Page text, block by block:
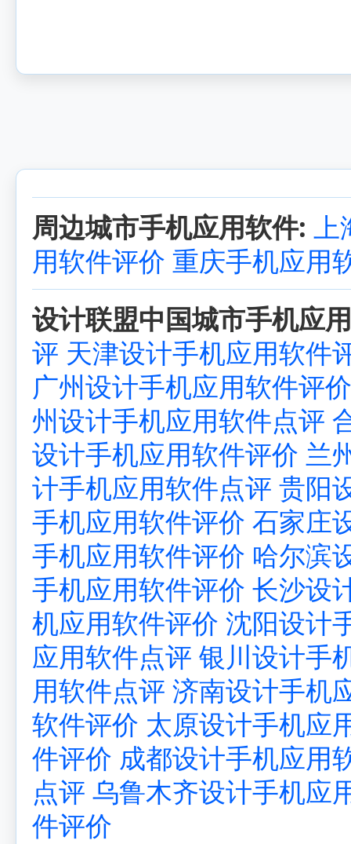
周边城市手机应用软件: 上
用软件评价 重庆手机应用
设计联盟中国城市手机应
评 天津设计手机应用软件
广州设计手机应用软件评价
州设计手机应用软件点评
设计手机应用软件评价 兰
计手机应用软件点评 贵阳
手机应用软件评价 石家庄
手机应用软件评价 哈尔滨
手机应用软件评价 长沙设
机应用软件评价 沈阳设计
应用软件点评 银川设计手
用软件点评 济南设计手机
软件评价 太原设计手机应
件评价 成都设计手机应用
点评 乌鲁木齐设计手机应
件评价